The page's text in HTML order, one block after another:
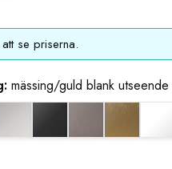
se priserna.
mässing/guld blank utseende
grafitmetall